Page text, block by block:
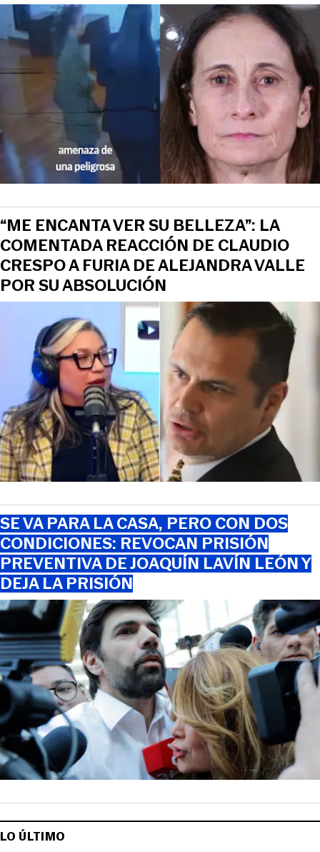
“ME ENCANTA VER SU BELLEZA”: LA
COMENTADA REACCIÓN DE CLAUDIO
CRESPO A FURIA DE ALEJANDRA VALLE
POR SU ABSOLUCIÓN
SE VA PARA LA CASA, PERO CON DOS
CONDICIONES: REVOCAN PRISIÓN
PREVENTIVA DE JOAQUÍN LAVÍN LEÓN Y
DEJA LA PRISIÓN
LO ÚLTIMO